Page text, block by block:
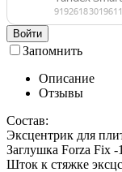
Войти
Запомнить
Описание
Отзывы
Состав:
Эксцентрик для
Заглушка Forza Fix
Шток к стяжке